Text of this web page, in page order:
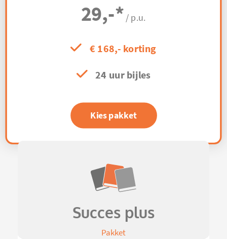
29,-* / p.u.
€ 168,- korting
24 uur bijles
Kies pakket
Succes plus
Pakket